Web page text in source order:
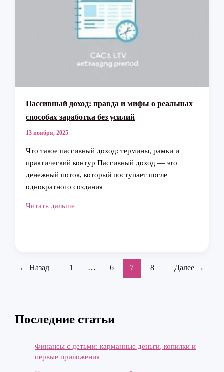
Пассивный доход: правда и мифы о реальных
способах заработка без усилий
13 ноября, 2025
Что такое пассивный доход: термины, рамки и
практический контур Пассивный доход — это
денежный поток, который поступает после
однократного создания
Пассивный
о
усилий
Читать дальше
← Назад 1 … 6 7 8 Далее →
Последние статьи
Финансы с детьми: карманные деньги, копилки и
первые приложения